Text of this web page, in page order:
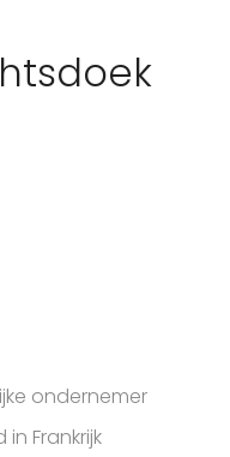
ondernemer
Frankrijk